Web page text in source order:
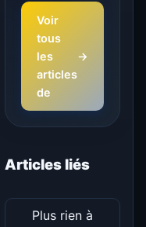
Voir
tous
les
articles
de
→
Articles liés
Plus rien à